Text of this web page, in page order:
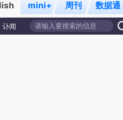
mini+ 周刊 数据通
讣闻